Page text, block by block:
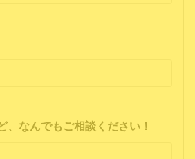
、なんでもご相談ください！